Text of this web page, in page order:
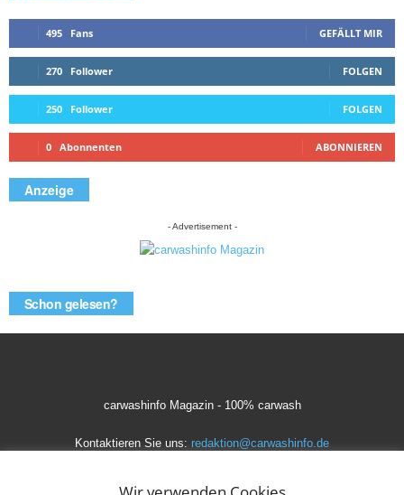
495 Fans GEFÄLLT MIR
270 Follower FOLGEN
250 Follower FOLGEN
0 Abonnenten ABONNIEREN
Anzeige
- Advertisement -
Schon gelesen?
carwashinfo Magazin - 100% carwash
Kontaktieren Sie uns: redaktion@carwashinfo.de